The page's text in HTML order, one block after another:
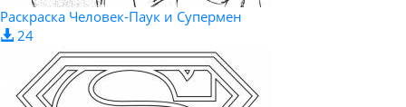
Раскраска Человек-Паук и Супермен
24